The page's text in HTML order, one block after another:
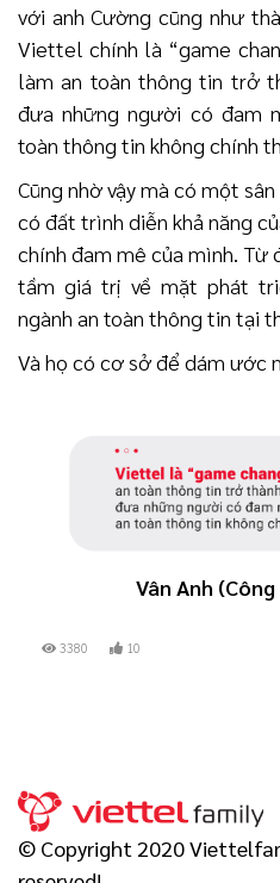
với anh Cường cũng như
Viettel chính là “game
làm an toàn thông tin trở
đưa những người có đam
toàn thông tin không chính
Cũng nhờ vậy mà có một
có đất trình diễn khả năng
chính đam mê của mình.
tầm giá trị về mặt phát
ngành an toàn thông tin tại
Và họ có cơ sở để dám ước
Vân Anh
3380 10
© Copyright 2020